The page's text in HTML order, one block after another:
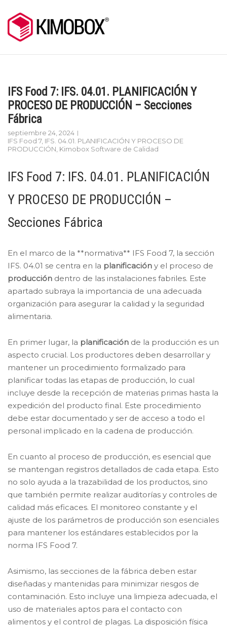
to
content
IFS Food 7: IFS. 04.01. PLANIFICACIÓN Y
PROCESO DE PRODUCCIÓN – Secciones
Fábrica
septiembre 24, 2024
IFS Food 7, IFS. 04.01. PLANIFICACIÓN Y PROCESO DE
PRODUCCIÓN Kimobox Software de Calidad
IFS Food 7: IFS. 04.01. PLANIFICACIÓN
Y PROCESO DE PRODUCCIÓN –
Secciones Fábrica
En el marco de la **normativa** IFS Food 7, la sección
IFS. 04.01 se centra en la planificación y el proceso de
producción dentro de las instalaciones fabriles. Este
apartado subraya la importancia de una adecuada
organización para asegurar la calidad y la seguridad
alimentaria.
En primer lugar, la planificación de la producción es un
aspecto crucial. Los productores deben desarrollar y
mantener un procedimiento formalizado para
planificar todas las etapas de producción, lo cual
incluye desde la recepción de materias primas hasta la
expedición del producto final. Este procedimiento
debe estar documentado y ser de acceso a todo el
personal implicado en la cadena de producción.
En cuanto al proceso de producción, es esencial que
se mantengan registros detallados de cada etapa. Esto
no solo ayuda a la trazabilidad de los productos, sino
que también permite realizar auditorías y controles de
calidad más eficaces. El monitoreo constante y el
ajuste de los parámetros de producción son esenciales
para mantener los estándares establecidos por la
norma IFS Food 7.
Asimismo, las secciones de la fábrica deben estar
diseñadas y mantenidas para minimizar riesgos de
contaminación. Esto incluye una limpieza adecuada, el
uso de materiales aptos para el contacto con
alimentos y el control de plagas. La disposición física